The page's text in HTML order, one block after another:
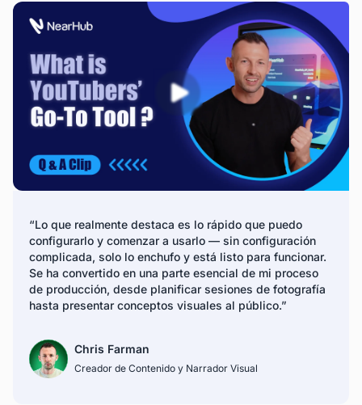
“Lo que realmente destaca es lo rápido que puedo
configurarlo y comenzar a usarlo — sin configuración
complicada, solo lo enchufo y está listo para funcionar.
Se ha convertido en una parte esencial de mi proceso
de producción, desde planificar sesiones de fotografía
hasta presentar conceptos visuales al público.”
Chris Farman
Creador de Contenido y Narrador Visual